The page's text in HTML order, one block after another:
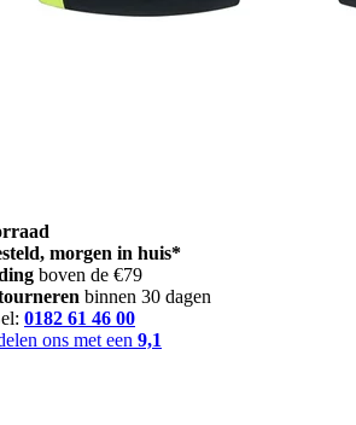
morgen in huis*
boven de €79
binnen 30 dagen
0182 61 46 00
ons met een 9,1